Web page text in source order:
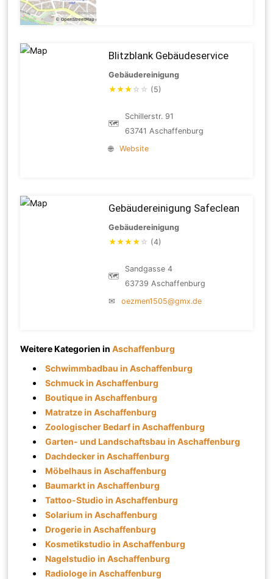
Blitzblank Gebäudeservice
Gebäudereinigung
★★★ ☆ ☆ (5)
🗺
Schillerstr. 91
63741 Aschaffenburg
🌐
Website
Gebäudereinigung Safeclean
Gebäudereinigung
★★★★ ☆ (4)
🗺
Sandgasse 4
63739 Aschaffenburg
✉
oezmen1505@gmx.de
Weitere Kategorien inAschaffenburg
Schwimmbadbau in Aschaffenburg
Schmuck in Aschaffenburg
Boutique in Aschaffenburg
Matratze in Aschaffenburg
Zoologischer Bedarf in Aschaffenburg
Garten- und Landschaftsbau in Aschaffenburg
Dachdecker in Aschaffenburg
Möbelhaus in Aschaffenburg
Baumarkt in Aschaffenburg
Tattoo-Studio in Aschaffenburg
Solarium in Aschaffenburg
Drogerie in Aschaffenburg
Kosmetikstudio in Aschaffenburg
Nagelstudio in Aschaffenburg
Radiologe in Aschaffenburg